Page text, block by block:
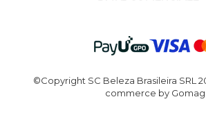
©Copyright SC Beleza Brasileira SRL
commerce by Gomag